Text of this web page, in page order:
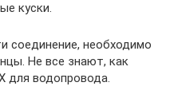
куски.
соединение, необходимо
Не все знают, как
для водопровода.